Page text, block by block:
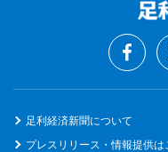
足利経済新聞について
プレスリリース・情報提供は